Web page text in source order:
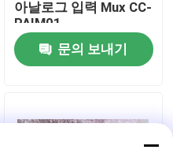
아날로그 입력 Mux CC-
PAIM01
문의 보내기